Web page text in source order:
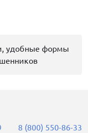
удобные формы
8 (800) 550-86-33